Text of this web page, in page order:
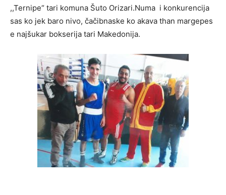
,,Ternipe“ tari komuna Šuto Orizari.Numa i konkurencija
sas ko jek baro nivo, čačibnaske ko akava than margepes
e najšukar bokserija tari Makedonija.